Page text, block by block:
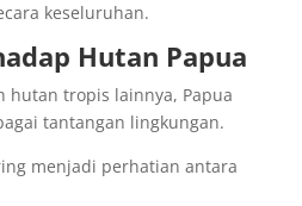
keseluruhan.
Hutan Papua
hutan tropis lainnya, Papua
tantangan lingkungan.
menjadi perhatian antara